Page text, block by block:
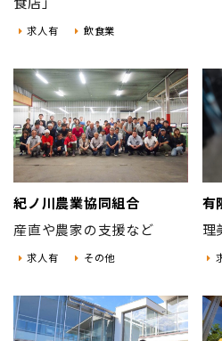
求人有 飲食業
紀ノ川農業協同組合
産直や農家の支援など
求人有 その他
有
理